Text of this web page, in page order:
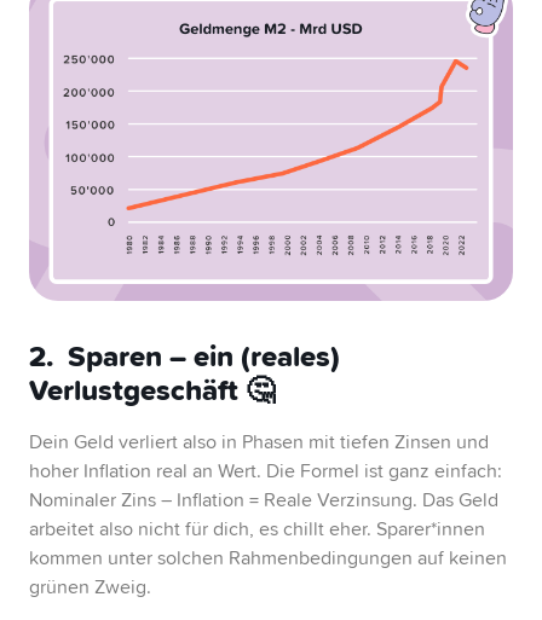
2. Sparen – ein (reales)
Verlustgeschäft 🤔
Dein Geld verliert also in Phasen mit tiefen Zinsen und
hoher Inflation real an Wert. Die Formel ist ganz einfach:
Nominaler Zins – Inflation = Reale Verzinsung. Das Geld
arbeitet also nicht für dich, es chillt eher. Sparer*innen
kommen unter solchen Rahmenbedingungen auf keinen
grünen Zweig.